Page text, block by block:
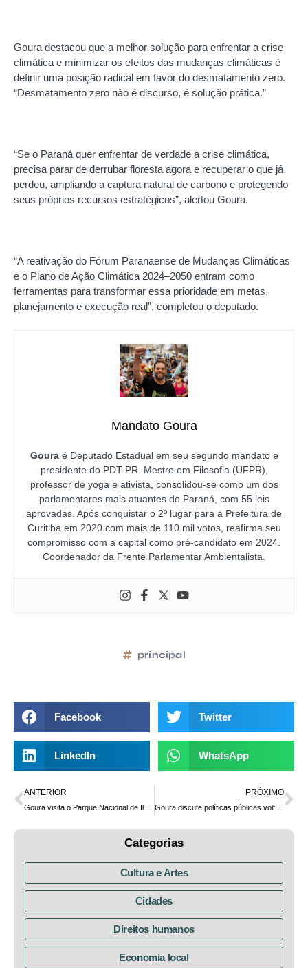
Goura destacou que a melhor solução para enfrentar a crise
climática e minimizar os efeitos das mudanças climáticas é
definir uma posição radical em favor do desmatamento zero.
“Desmatamento zero não é discurso, é solução prática.”
“Se o Paraná quer enfrentar de verdade a crise climática,
precisa parar de derrubar floresta agora e recuperar o que já
perdeu, ampliando a captura natural de carbono e protegendo
seus próprios recursos estratégicos”, alertou Goura.
“A reativação do Fórum Paranaense de Mudanças Climáticas
e o Plano de Ação Climática 2024–2050 entram como
ferramentas para transformar essa prioridade em metas,
planejamento e execução real”, completou o deputado.
Mandato Goura
Gouraé Deputado Estadual em seu segundo mandato e
presidente do PDT-PR. Mestre em Filosofia (UFPR),
professor de yoga e ativista, consolidou-se como um dos
parlamentares mais atuantes do Paraná, com 55 leis
aprovadas. Após conquistar o 2º lugar para a Prefeitura de
Curitiba em 2020 com mais de 110 mil votos, reafirma seu
compromisso com a capital como pré-candidato em 2024.
Coordenador da Frente Parlamentar Ambientalista.
principal
Facebook Twitter
LinkedIn WhatsApp
ANTERIOR PRÓXIMO
Goura discute políticas públicas voltadas às populações indígena, quilombola, migrante e refugiada na Região Oeste
Categorias
Cultura e Artes
Cidades
Direitos humanos
Economia local